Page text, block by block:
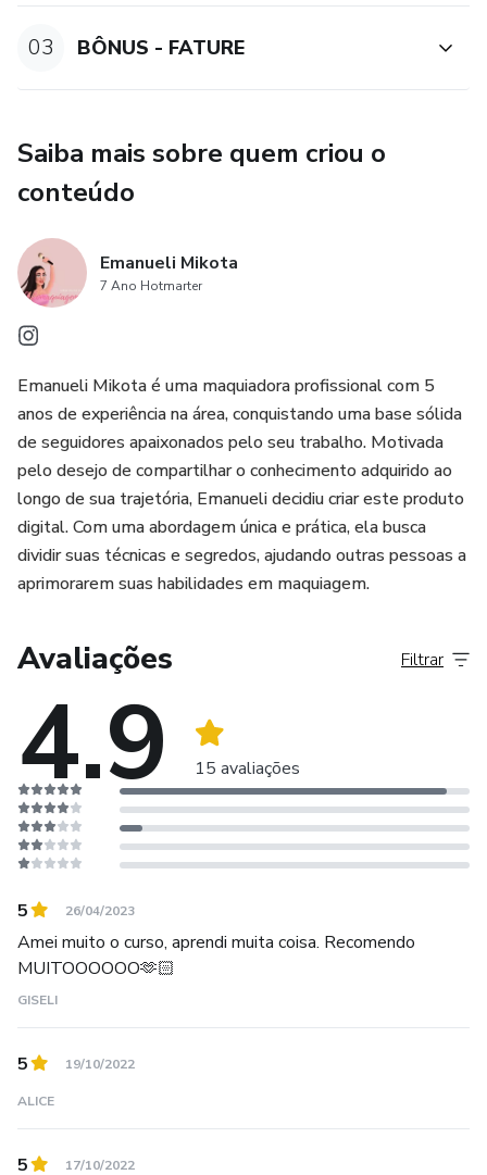
03 BÔNUS - FATURE
Saiba mais sobre quem criou o
conteúdo
Emanueli Mikota
7 Ano Hotmarter
Emanueli Mikota é uma maquiadora profissional com 5
anos de experiência na área, conquistando uma base sólida
de seguidores apaixonados pelo seu trabalho. Motivada
pelo desejo de compartilhar o conhecimento adquirido ao
longo de sua trajetória, Emanueli decidiu criar este produto
digital. Com uma abordagem única e prática, ela busca
dividir suas técnicas e segredos, ajudando outras pessoas a
aprimorarem suas habilidades em maquiagem.
Avaliações
4.9 15 avaliações
Filtrar
5 26/04/2023
Amei muito o curso, aprendi muita coisa. Recomendo
MUITOOOOOO🫶🏻
GISELI
5 19/10/2022
ALICE
5 17/10/2022